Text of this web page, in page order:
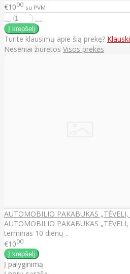
€1000 su PVM
Turite klausimų apie šią prekę?
Neseniai žiūrėtos Visos prekės
AUTOMOBILIO PAKABUKAS „TĖVELI,
AUTOMOBILIO PAKABUKAS
terminas 10 dienų ..
€1000
Į palyginimą